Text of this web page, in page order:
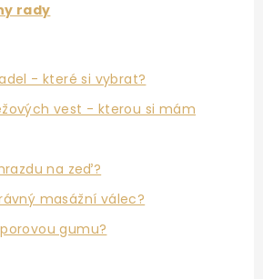
rady
- které si vybrat?
vest - kterou si mám
na zeď?
masážní válec?
gumu?